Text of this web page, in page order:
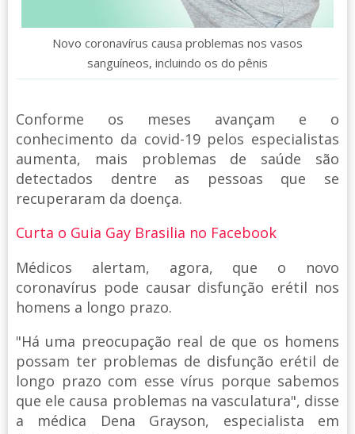
Novo coronavírus causa problemas nos vasos
sanguíneos, incluindo os do pênis
Conforme os meses avançam e o
conhecimento da covid-19 pelos especialistas
aumenta, mais problemas de saúde são
detectados dentre as pessoas que se
recuperaram da doença.
Curta o Guia Gay Brasilia no Facebook
Médicos alertam, agora, que o novo
coronavírus pode causar disfunção erétil nos
homens a longo prazo.
"Há uma preocupação real de que os homens
possam ter problemas de disfunção erétil de
longo prazo com esse vírus porque sabemos
que ele causa problemas na vasculatura", disse
a médica Dena Grayson, especialista em